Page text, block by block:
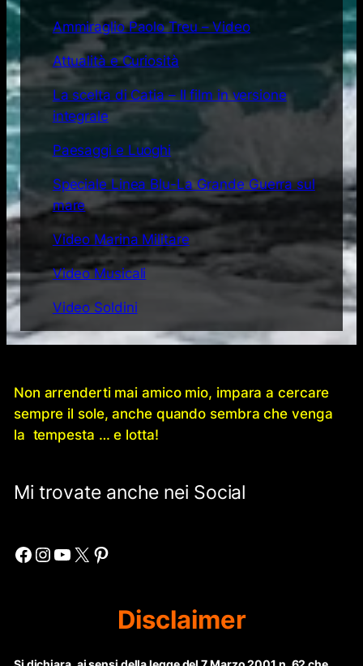
Ammiraglio Paolo Treu – Video
Attualità e Curiosità
La scelta di Catia – Il film in versione
integrale
Paesaggi e Luoghi
Speciale Linea Blu-La Grande Guerra sul
mare
Video Marina Militare
Video Musicali
Video Soldini
Non arrenderti mai amico mio, impara a cercare
sempre il sole, anche quando sembra che venga
la tempesta … e lotta!
Mi trovate anche nei Social
Facebook Instagram YouTube X Pinterest
Disclaimer